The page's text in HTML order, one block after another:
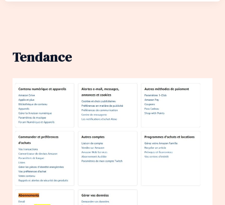
Tendance